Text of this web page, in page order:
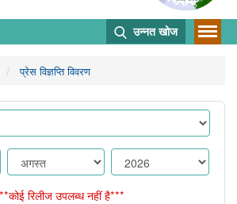
उन्नत खोज
प्रेस विज्ञप्ति विवरण
रिलीज उपलब्ध नहीं है***